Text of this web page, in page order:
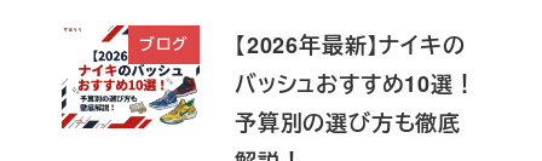
ブログ
【2026年最新】ナイキの
バッシュおすすめ10選！
予算別の選び方も徹底